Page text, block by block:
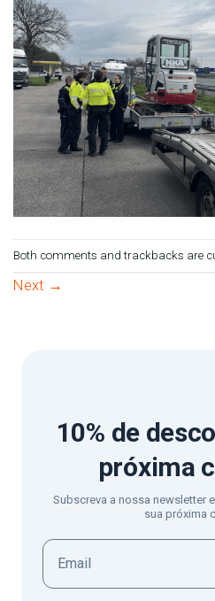
Both comments and trackbacks are
Next →
10% de
próxima
Subscreva a nossa newsletter
sua próxima